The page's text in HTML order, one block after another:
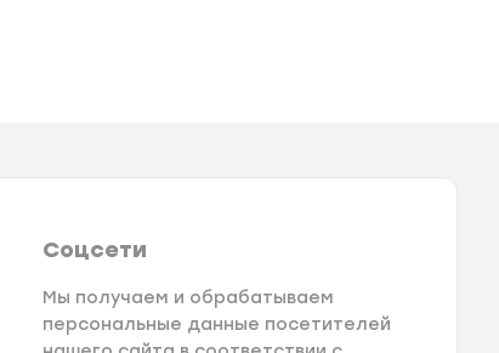
Соцсети
Мы получаем и обрабатываем
персональные данные посетителей